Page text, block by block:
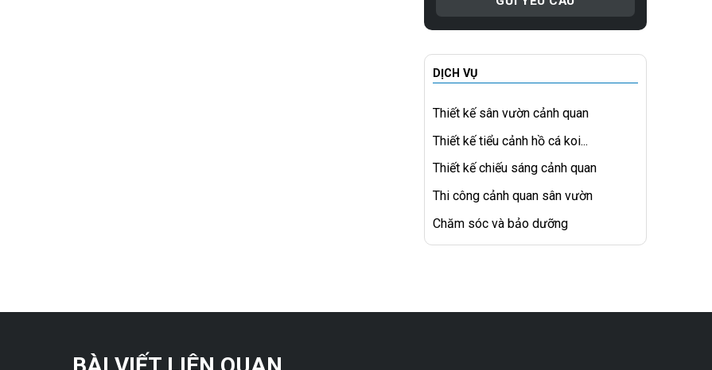
DỊCH VỤ
Thiết kế sân vườn cảnh quan
Thiết kế tiểu cảnh hồ cá koi...
Thiết kế chiếu sáng cảnh quan
Thi công cảnh quan sân vườn
Chăm sóc và bảo dưỡng